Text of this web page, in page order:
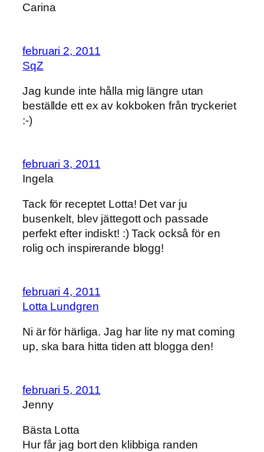
Carina
februari 2, 2011
SqZ
Jag kunde inte hålla mig längre utan
beställde ett ex av kokboken från tryckeriet
:-)
februari 3, 2011
Ingela
Tack för receptet Lotta! Det var ju
busenkelt, blev jättegott och passade
perfekt efter indiskt! :) Tack också för en
rolig och inspirerande blogg!
februari 4, 2011
Lotta Lundgren
Ni är för härliga. Jag har lite ny mat coming
up, ska bara hitta tiden att blogga den!
februari 5, 2011
Jenny
Bästa Lotta
Hur får jag bort den klibbiga randen